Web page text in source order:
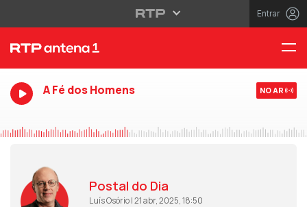
Entrar
A Fé dos Homens NO AR
Postal do Dia
Luís Osório | 21 abr, 2025, 18:50